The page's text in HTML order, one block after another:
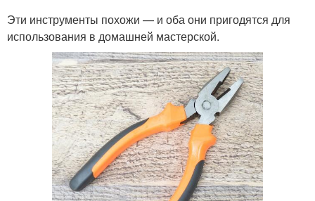
Эти инструменты похожи — и оба они пригодятся для
использования в домашней мастерской.